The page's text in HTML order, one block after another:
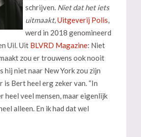
schrijven. Niet dat het iets
uitmaakt,Uitgeverij Polis,
werd in 2018 genomineerd
Uil. Uit BLVRD Magazine: Niet
zou er trouwens ook nooit
hij niet naar New York zou zijn
is Bert heel erg zeker van. “In
heel veel mensen, maar eigenlijk
alleen. En ik had dat wel